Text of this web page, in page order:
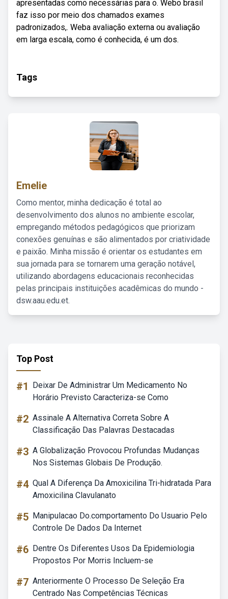
apresentadas como necessárias para o. Webo brasil
faz isso por meio dos chamados exames
padronizados,. Weba avaliação externa ou avaliação
em larga escala, como é conhecida, é um dos.
Tags
Emelie
Como mentor, minha dedicação é total ao
desenvolvimento dos alunos no ambiente escolar,
empregando métodos pedagógicos que priorizam
conexões genuínas e são alimentados por criatividade
e paixão. Minha missão é orientar os estudantes em
sua jornada para se tornarem uma geração notável,
utilizando abordagens educacionais reconhecidas
pelas principais instituições acadêmicas do mundo -
dsw.aau.edu.et.
Top Post
#1
Deixar De Administrar Um Medicamento No
Horário Previsto Caracteriza-se Como
#2 Assinale A Alternativa Correta Sobre A
Classificação Das Palavras Destacadas
#3 A Globalização Provocou Profundas Mudanças
Nos Sistemas Globais De Produção.
#4 Qual A Diferença Da Amoxicilina Tri-hidratada Para
Amoxicilina Clavulanato
#5 Manipulacao Do.comportamento Do Usuario Pelo
Controle De Dados Da Internet
#6 Dentre Os Diferentes Usos Da Epidemiologia
Propostos Por Morris Incluem-se
#7 Anteriormente O Processo De Seleção Era
Centrado Nas Competências Técnicas